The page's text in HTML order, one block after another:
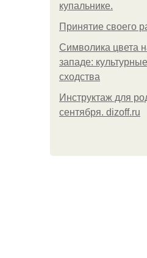
купальнике.
Принятие своего
Символика цвета
западе:
сходства
Инструктаж для
сентября. dizoff.ru